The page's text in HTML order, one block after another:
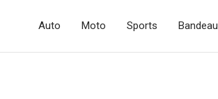
Auto Moto Sports Bandeau